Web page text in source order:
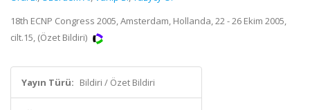
18th ECNP Congress 2005, Amsterdam, Hollanda, 22 - 26 Ekim 2005,
cilt.15, (Özet Bildiri)
Yayın Türü: Bildiri / Özet Bildiri